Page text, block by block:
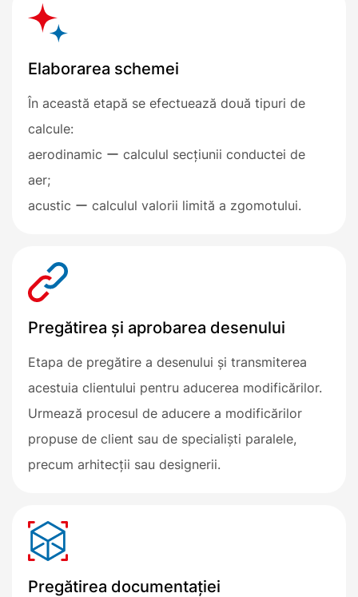
Elaborarea schemei
În această etapă se efectuează două tipuri de
calcule:
aerodinamic ー calculul secțiunii conductei de
aer;
acustic ー calculul valorii limită a zgomotului.
Pregătirea și aprobarea desenului
Etapa de pregătire a desenului și transmiterea
acestuia clientului pentru aducerea modificărilor.
Urmează procesul de aducere a modificărilor
propuse de client sau de specialiști paralele,
precum arhitecții sau designerii.
Pregătirea documentației